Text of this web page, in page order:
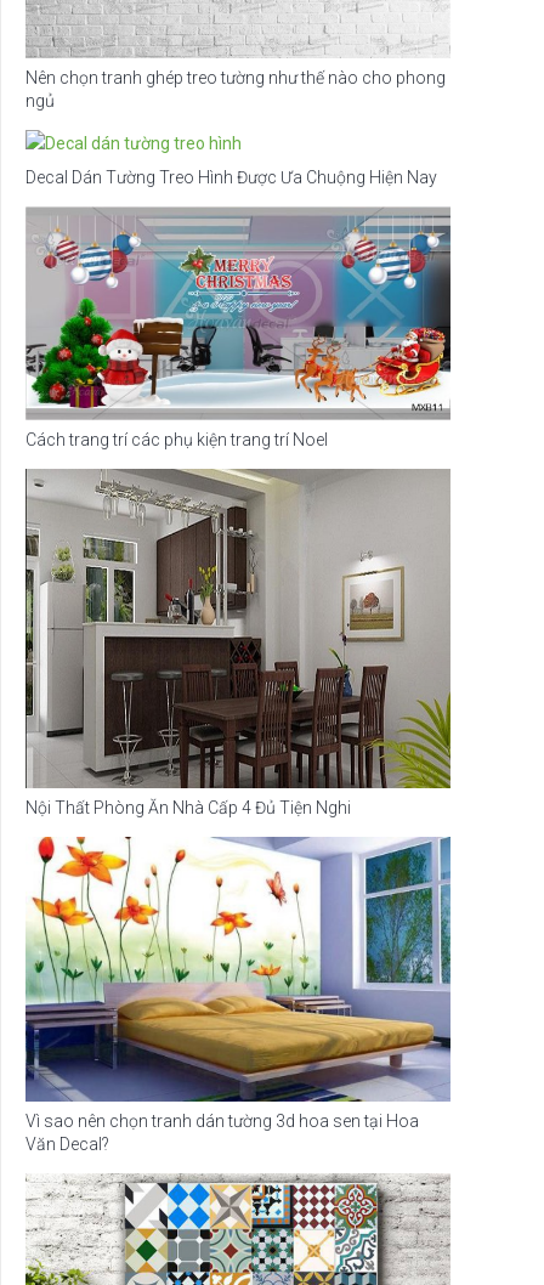
Nên chọn tranh ghép treo tường như thế nào cho phong
ngủ
Decal Dán Tường Treo Hình Được Ưa Chuộng Hiện Nay
Cách trang trí các phụ kiện trang trí Noel
Nội Thất Phòng Ăn Nhà Cấp 4 Đủ Tiện Nghi
Vì sao nên chọn tranh dán tường 3d hoa sen tại Hoa
Văn Decal?